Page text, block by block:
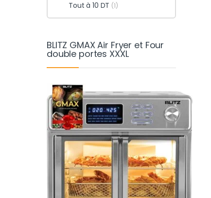
Tout à 10 DT (1)
BLITZ GMAX Air Fryer et Four
double portes XXXL